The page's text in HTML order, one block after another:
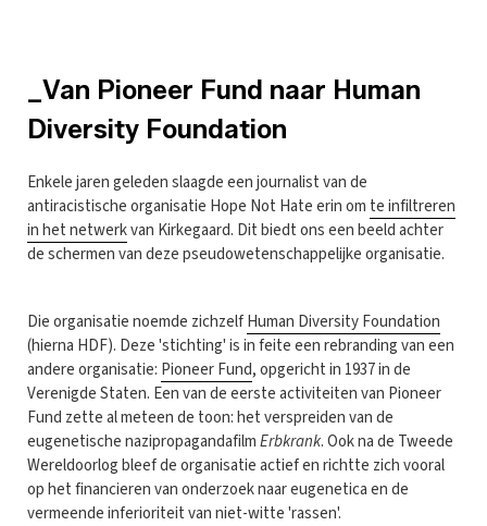
_Van Pioneer Fund naar Human
Diversity Foundation
Enkele jaren geleden slaagde een journalist van de
antiracistische organisatie Hope Not Hate erin om te infiltreren
in het netwerkvan Kirkegaard. Dit biedt ons een beeld achter
de schermen van deze pseudowetenschappelijke organisatie.
Die organisatie noemde zichzelfHuman Diversity Foundation
(hierna HDF). Deze 'stichting' is in feite een rebranding van een
andere organisatie: Pioneer Fund, opgericht in 1937 in de
Verenigde Staten. Een van de eerste activiteiten van Pioneer
Fund zette al meteen de toon: het verspreiden van de
eugenetische nazipropagandafilmErbkrank. Ook na de Tweede
Wereldoorlog bleef de organisatie actief en richtte zich vooral
op het financieren van onderzoek naar eugenetica en de
vermeende inferioriteit van niet-witte 'rassen'.